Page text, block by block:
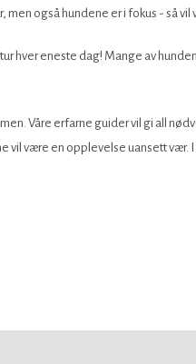
også hundene er i fokus - så
hver eneste dag! Mange av
Våre erfarne guider vil gi all
være en opplevelse uansett vær. I